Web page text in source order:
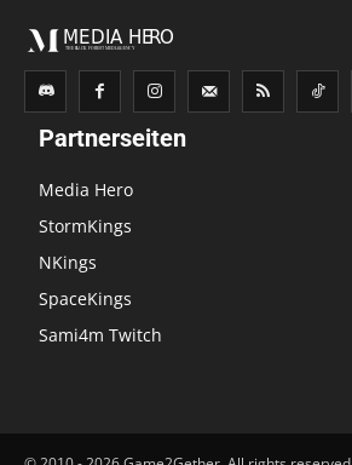
Partnerseiten
Media Hero
StormKings
NKings
SpaceKings
Sami4m Twitch